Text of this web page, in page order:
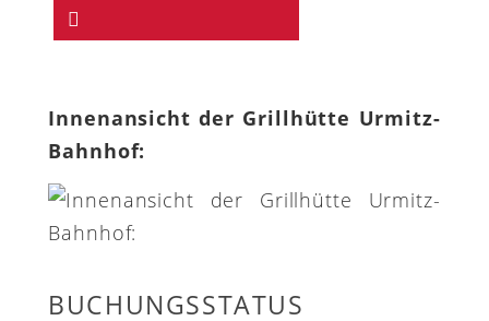
Innenansicht der Grillhütte Urmitz-
Bahnhof:
BUCHUNGSSTATUS